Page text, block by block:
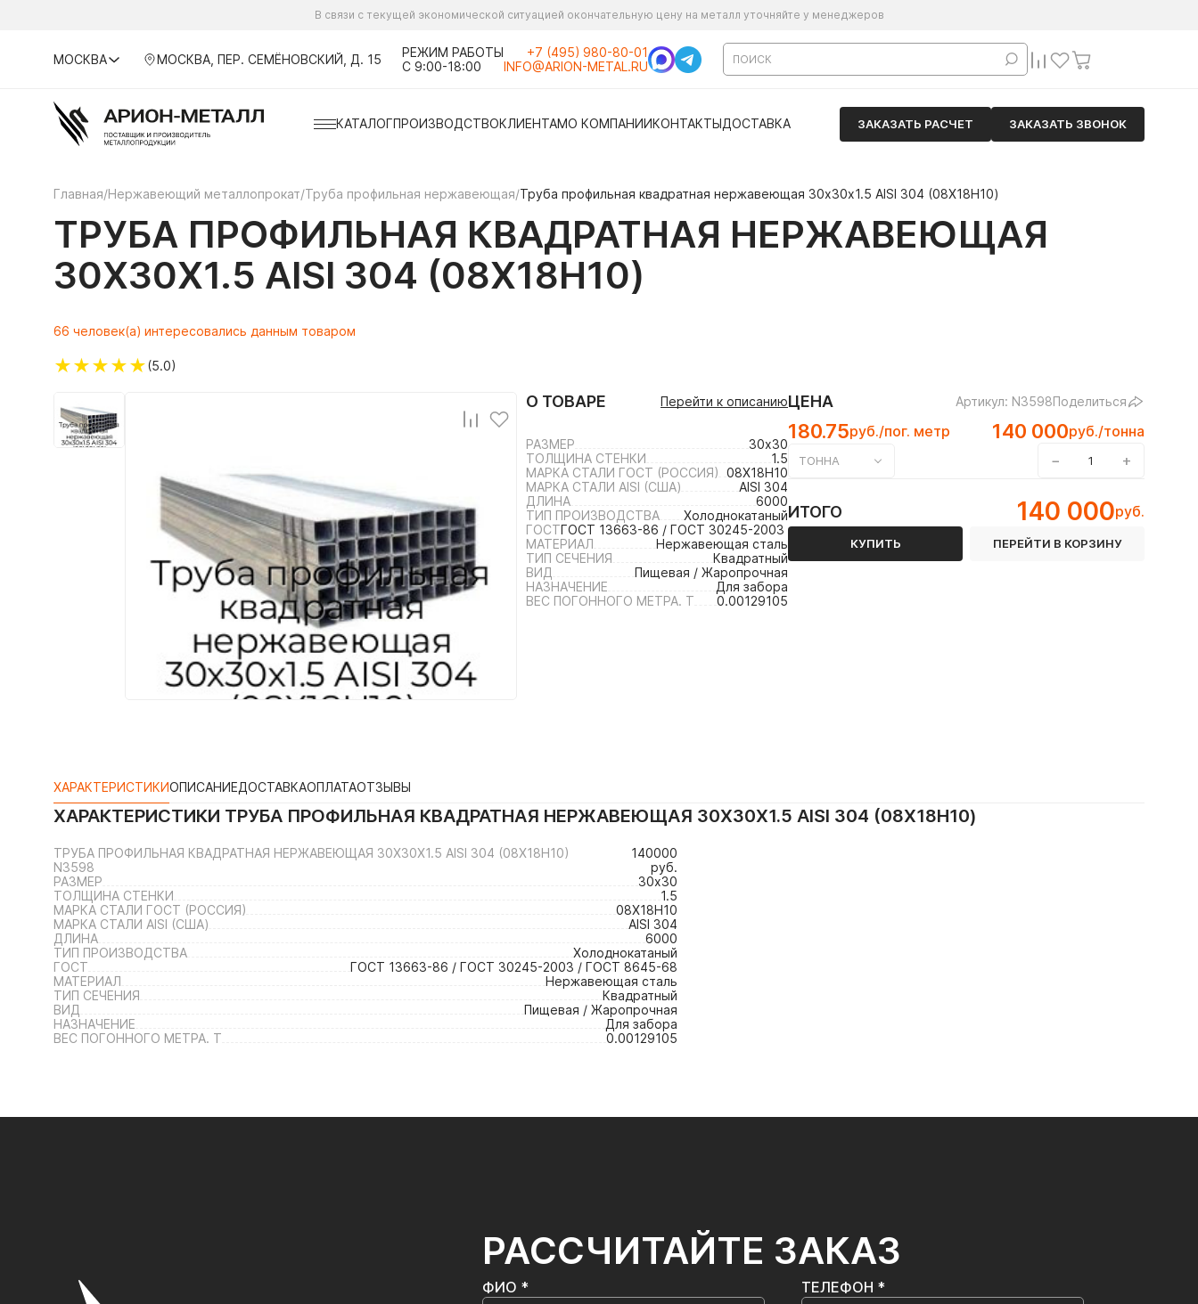
В связи с текущей экономической ситуацией окончательную цену на металл уточняйте у менеджеров
МОСКВА МОСКВА, ПЕР. СЕМЁНОВСКИЙ, Д. 15
РЕЖИМ РАБОТЫ
С 9:00-18:00
+7 (495) 980-80-01
INFO@ARION-METAL.RU
КАТАЛОГПРОИЗВОДСТВОКЛИЕНТАМО КОМПАНИИКОНТАКТЫДОСТАВКА ЗАКАЗАТЬ РАСЧЕТ ЗАКАЗАТЬ ЗВОНОК
Главная/Нержавеющий металлопрокат/Труба профильная нержавеющая/Труба профильная квадратная нержавеющая 30х30х1.5 AISI 304 (08Х18Н10)
ТРУБА ПРОФИЛЬНАЯ КВАДРАТНАЯ НЕРЖАВЕЮЩАЯ
30Х30Х1.5 AISI 304 (08Х18Н10)
66 человек(а) интересовались данным товаром
★★★★★(5.0)
О ТОВАРЕ Перейти к описанию
РАЗМЕР
30х30
ТОЛЩИНА СТЕНКИ
1.5
МАРКА СТАЛИ ГОСТ (РОССИЯ) 08Х18Н10
МАРКА СТАЛИ AISI (США)
AISI 304
ДЛИНА
6000
ТИП ПРОИЗВОДСТВА
Холоднокатаный
ГОСТГОСТ 13663-86 / ГОСТ 30245-2003 / ГОСТ 8645-68
МАТЕРИАЛ
Нержавеющая сталь
ТИП СЕЧЕНИЯ
Квадратный
ВИД
Пищевая / Жаропрочная
НАЗНАЧЕНИЕ
Для забора
ВЕС ПОГОННОГО МЕТРА. Т
0.00129105
ЦЕНА Артикул: N3598Поделиться
180.75руб./пог. метр 140 000руб./тонна
ТОННА − +
ИТОГО 140 000руб.
КУПИТЬ ПЕРЕЙТИ В КОРЗИНУ
ХАРАКТЕРИСТИКИОПИСАНИЕДОСТАВКАОПЛАТАОТЗЫВЫ
ХАРАКТЕРИСТИКИ ТРУБА ПРОФИЛЬНАЯ КВАДРАТНАЯ НЕРЖАВЕЮЩАЯ 30Х30Х1.5 AISI 304 (08Х18Н10)
ТРУБА ПРОФИЛЬНАЯ КВАДРАТНАЯ НЕРЖАВЕЮЩАЯ 30Х30Х1.5 AISI 304 (08Х18Н10)
N3598
140000
руб.
РАЗМЕР
30х30
ТОЛЩИНА СТЕНКИ
1.5
МАРКА СТАЛИ ГОСТ (РОССИЯ)
08Х18Н10
МАРКА СТАЛИ AISI (США)
AISI 304
ДЛИНА
6000
ТИП ПРОИЗВОДСТВА
Холоднокатаный
ГОСТ
ГОСТ 13663-86 / ГОСТ 30245-2003 / ГОСТ 8645-68
МАТЕРИАЛ
Нержавеющая сталь
ТИП СЕЧЕНИЯ
Квадратный
ВИД
Пищевая / Жаропрочная
НАЗНАЧЕНИЕ
Для забора
ВЕС ПОГОННОГО МЕТРА. Т
0.00129105
РАССЧИТАЙТЕ ЗАКАЗ
ФИО * ТЕЛЕФОН *